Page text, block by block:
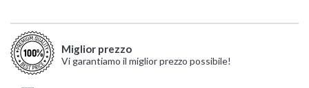
Miglior prezzo
Vi garantiamo il miglior prezzo possibile!